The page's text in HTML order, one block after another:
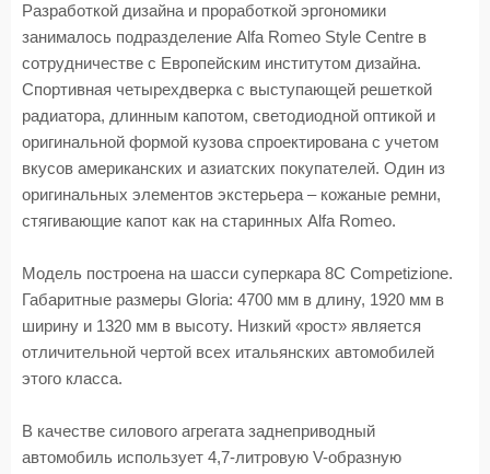
Разработкой дизайна и проработкой эргономики
занималось подразделение Alfa Romeo Style Centre в
сотрудничестве с Европейским институтом дизайна.
Спортивная четырехдверка с выступающей решеткой
радиатора, длинным капотом, светодиодной оптикой и
оригинальной формой кузова спроектирована с учетом
вкусов американских и азиатских покупателей. Один из
оригинальных элементов экстерьера – кожаные ремни,
стягивающие капот как на старинных Alfa Romeo.
Модель построена на шасси суперкара 8C Competizione.
Габаритные размеры Gloria: 4700 мм в длину, 1920 мм в
ширину и 1320 мм в высоту. Низкий «рост» является
отличительной чертой всех итальянских автомобилей
этого класса.
В качестве силового агрегата заднеприводный
автомобиль использует 4,7-литровую V-образную